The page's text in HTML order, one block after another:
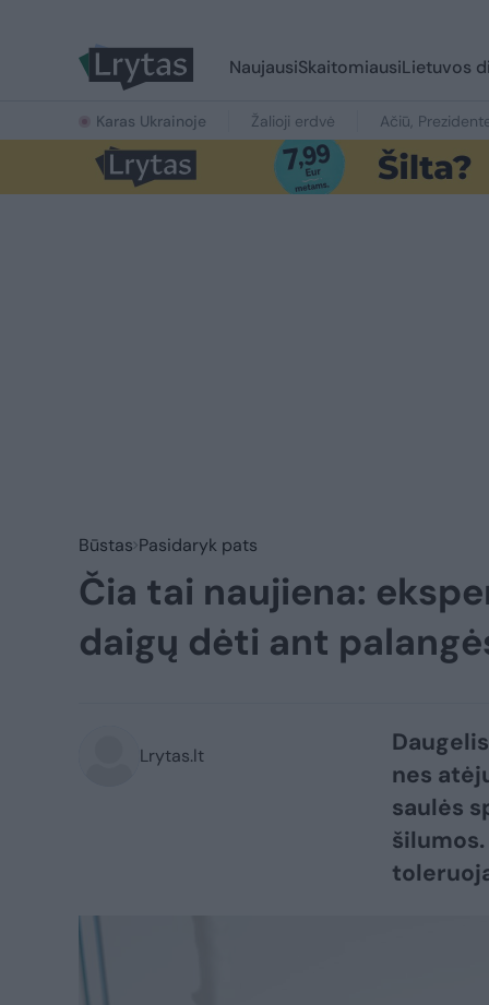
NaujausiSkaitomiausiLietuvos
Karas Ukrainoje Žalioji erdvė Ačiū,
Būstas Pasidaryk pats
Čia tai naujiena:
daigų dėti ant
Lrytas.lt
nes
saulės